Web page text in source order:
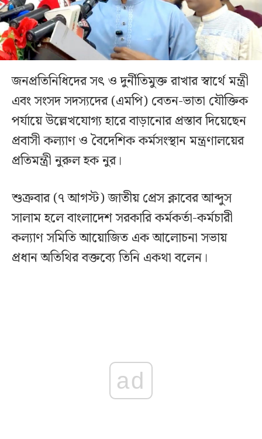
জনপ্রতিনিধিদের সৎ ও দুর্নীতিমুক্ত রাখার স্বার্থে মন্ত্রী
এবং সংসদ সদস্যদের (এমপি) বেতন-ভাতা যৌক্তিক
পর্যায়ে উল্লেখযোগ্য হারে বাড়ানোর প্রস্তাব দিয়েছেন
প্রবাসী কল্যাণ ও বৈদেশিক কর্মসংস্থান মন্ত্রণালয়ের
প্রতিমন্ত্রী নুরুল হক নুর।
শুক্রবার (৭ আগস্ট) জাতীয় প্রেস ক্লাবের আব্দুস
সালাম হলে বাংলাদেশ সরকারি কর্মকর্তা-কর্মচারী
কল্যাণ সমিতি আয়োজিত এক আলোচনা সভায়
প্রধান অতিথির বক্তব্যে তিনি একথা বলেন।
ad